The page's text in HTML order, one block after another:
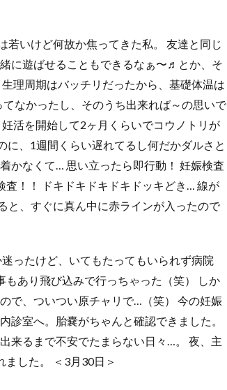
いけど何故か焦ってきた私。 友達と同じ
に遊ばせることもできるなぁ〜♬とか、そ
理周期はバッチリだったから、基礎体温は
なかったし、そのうち出来れば～の思いで
活を開始して2ヶ月くらいでコウノトリが
、1週間くらい遅れてるし何だかダルさと
かなくて… 思い立ったら即行動！ 妊娠検査
！！ ドキドキドキドキドッキどき… 線が
と、すぐに真ん中に赤ラインが入ったので
ったけど、いてもたってもいられず病院
あり飛び込みで行っちゃった（笑） しか
で、ついつい原チャリで…（笑） 今の妊娠
診室へ。胎嚢がちゃんと確認できました。
来るまで不安でたまらない日々…。 夜、主
した。 ＜3月30日＞